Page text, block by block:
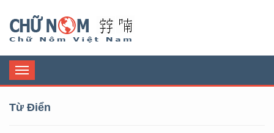
Toggle
navigation
Từ Điển